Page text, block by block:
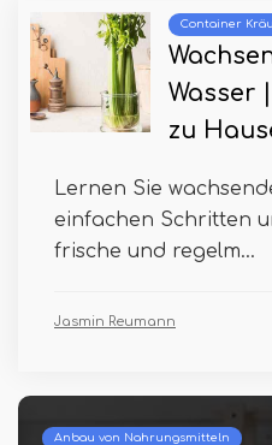
Container
Wasser
zu
Lernen Sie
einfachen Schritten
frische und regelm...
Jasmin Reumann
Beste und oberste Gartenarbeit